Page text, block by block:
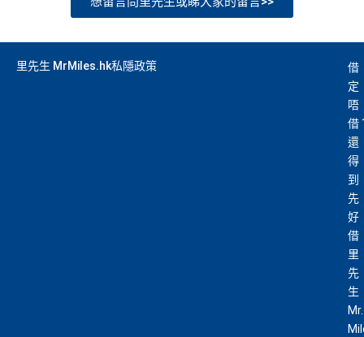
里先生 MrMiles.hk私隱政策
借
定
唔
借
還
得
到
先
好
借
里
先
生
Mr.